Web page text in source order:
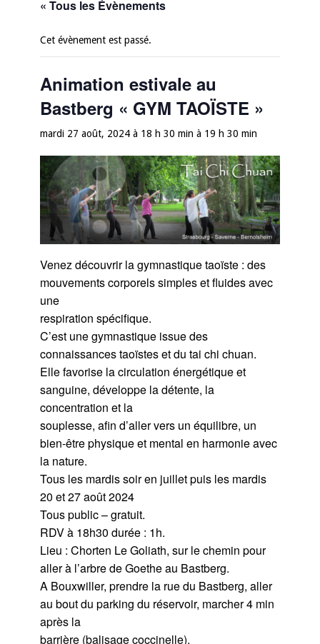
« Tous les Évènements
Cet évènement est passé.
Animation estivale au
Bastberg « GYM TAOÏSTE »
mardi 27 août, 2024 à 18 h 30 min à 19 h 30 min
Venez découvrir la gymnastique taoïste : des
mouvements corporels simples et fluides avec
une
respiration spécifique.
C’est une gymnastique issue des
connaissances taoïstes et du tai chi chuan.
Elle favorise la circulation énergétique et
sanguine, développe la détente, la
concentration et la
souplesse, afin d’aller vers un équilibre, un
bien-être physique et mental en harmonie avec
la nature.
Tous les mardis soir en juillet puis les mardis
20 et 27 août 2024
Tous public – gratuit.
RDV à 18h30 durée : 1h.
Lieu : Chorten Le Goliath, sur le chemin pour
aller à l’arbre de Goethe au Bastberg.
A Bouxwiller, prendre la rue du Bastberg, aller
au bout du parking du réservoir, marcher 4 min
après la
barrière (balisage coccinelle).